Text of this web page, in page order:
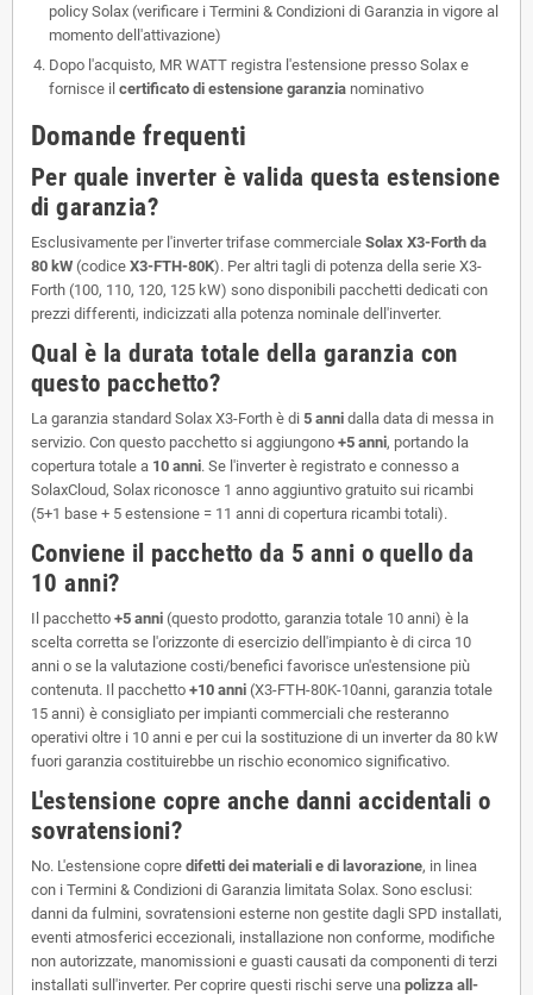
policy Solax (verificare i Termini & Condizioni di Garanzia in vigore al
momento dell'attivazione)
Dopo l'acquisto, MR WATT registra l'estensione presso Solax e
fornisce il certificato di estensione garanzia nominativo
Domande frequenti
Per quale inverter è valida questa estensione
di garanzia?
Esclusivamente per l'inverter trifase commerciale Solax X3-Forth da
80 kW (codice X3-FTH-80K). Per altri tagli di potenza della serie X3-
Forth (100, 110, 120, 125 kW) sono disponibili pacchetti dedicati con
prezzi differenti, indicizzati alla potenza nominale dell'inverter.
Qual è la durata totale della garanzia con
questo pacchetto?
La garanzia standard Solax X3-Forth è di 5 anni dalla data di messa in
servizio. Con questo pacchetto si aggiungono +5 anni, portando la
copertura totale a 10 anni. Se l'inverter è registrato e connesso a
SolaxCloud, Solax riconosce 1 anno aggiuntivo gratuito sui ricambi
(5+1 base + 5 estensione = 11 anni di copertura ricambi totali).
Conviene il pacchetto da 5 anni o quello da
10 anni?
Il pacchetto +5 anni (questo prodotto, garanzia totale 10 anni) è la
scelta corretta se l'orizzonte di esercizio dell'impianto è di circa 10
anni o se la valutazione costi/benefici favorisce un'estensione più
contenuta. Il pacchetto +10 anni (X3-FTH-80K-10anni, garanzia totale
15 anni) è consigliato per impianti commerciali che resteranno
operativi oltre i 10 anni e per cui la sostituzione di un inverter da 80 kW
fuori garanzia costituirebbe un rischio economico significativo.
L'estensione copre anche danni accidentali o
sovratensioni?
No. L'estensione copre difetti dei materiali e di lavorazione, in linea
con i Termini & Condizioni di Garanzia limitata Solax. Sono esclusi:
danni da fulmini, sovratensioni esterne non gestite dagli SPD installati,
eventi atmosferici eccezionali, installazione non conforme, modifiche
non autorizzate, manomissioni e guasti causati da componenti di terzi
installati sull'inverter. Per coprire questi rischi serve una polizza all-